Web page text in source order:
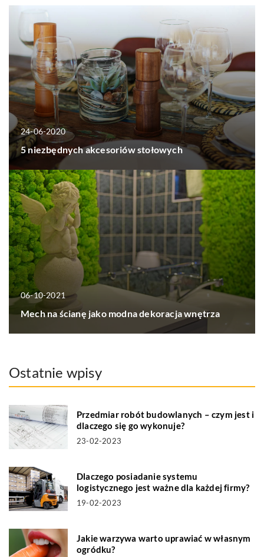
24-06-2020
5 niezbędnych akcesoriów stołowych
06-10-2021
Mech na ścianę jako modna dekoracja wnętrza
Ostatnie wpisy
Przedmiar robót budowlanych – czym jest i
dlaczego się go wykonuje?
23-02-2023
Dlaczego posiadanie systemu
logistycznego jest ważne dla każdej firmy?
19-02-2023
Jakie warzywa warto uprawiać w własnym
ogródku?